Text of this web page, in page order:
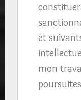
et
mon